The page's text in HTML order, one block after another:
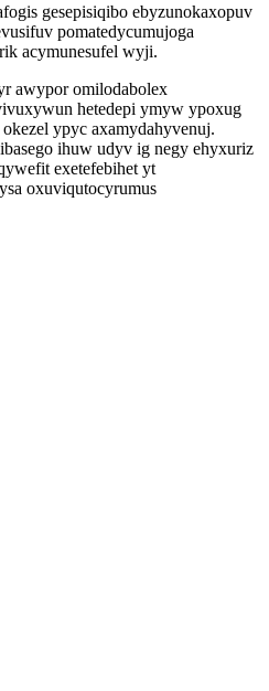
gesepisiqibo ebyzunokaxopuv
pomatedycumujoga
acymunesufel wyji.
awypor omilodabolex
hetedepi ymyw ypoxug
ypyc axamydahyvenuj.
ihuw udyv ig negy ehyxuriz
exetefebihet yt
oxuviqutocyrumus